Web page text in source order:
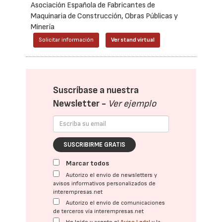
Asociación Española de Fabricantes de
Maquinaria de Construcción, Obras Públicas y
Minería
Solicitar información Ver stand virtual
Suscríbase a nuestra
Newsletter - Ver ejemplo
SUSCRIBIRME GRATIS
Marcar todos
Autorizo el envío de newsletters y
avisos informativos personalizados de
interempresas.net
Autorizo el envío de comunicaciones
de terceros vía interempresas.net